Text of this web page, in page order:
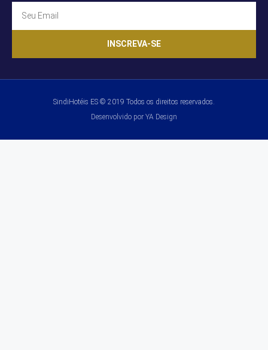
INSCREVA-SE
SindiHotéis ES © 2019 Todos os direitos reservados.
Desenvolvido por YA Design